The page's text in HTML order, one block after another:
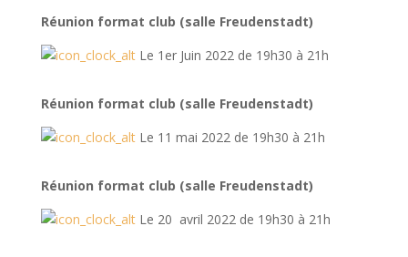
Réunion format club (salle Freudenstadt)
Le 1er Juin 2022 de 19h30 à 21h
Réunion format club (salle Freudenstadt)
Le 11 mai 2022 de 19h30 à 21h
Réunion format club (salle Freudenstadt)
Le 20 avril 2022 de 19h30 à 21h